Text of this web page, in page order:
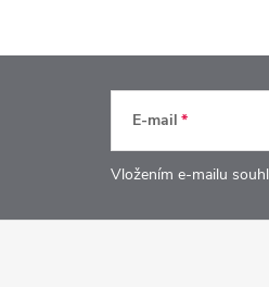
E-mail
Vložením e-mailu